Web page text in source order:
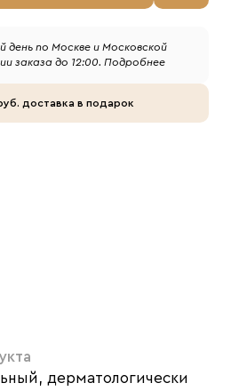
по Москве и Московской
заказа до 12:00.Подробнее
доставка в подарок
дерматологически